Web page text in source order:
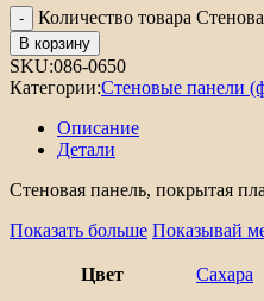
Количество товара
В корзину
SKU:086-0650
Категории:Стеновые панели
Описание
Детали
Стеновая панель, покрытая
Показать больше Показывай
Цвет Сахара